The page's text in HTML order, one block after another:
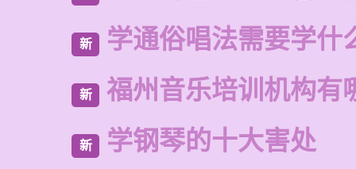
新 学通俗唱法需要学什
新 福州音乐培训机构有
新 学钢琴的十大害处